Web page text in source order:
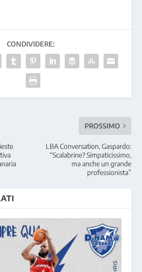
CONDIVIDERE:
PROSSIMO
LBA Conversation, Gaspardo:
“Scalabrine? Simpaticissimo,
ma anche un grande
professionista”